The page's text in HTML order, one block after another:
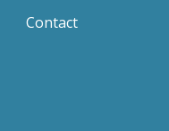
Contact